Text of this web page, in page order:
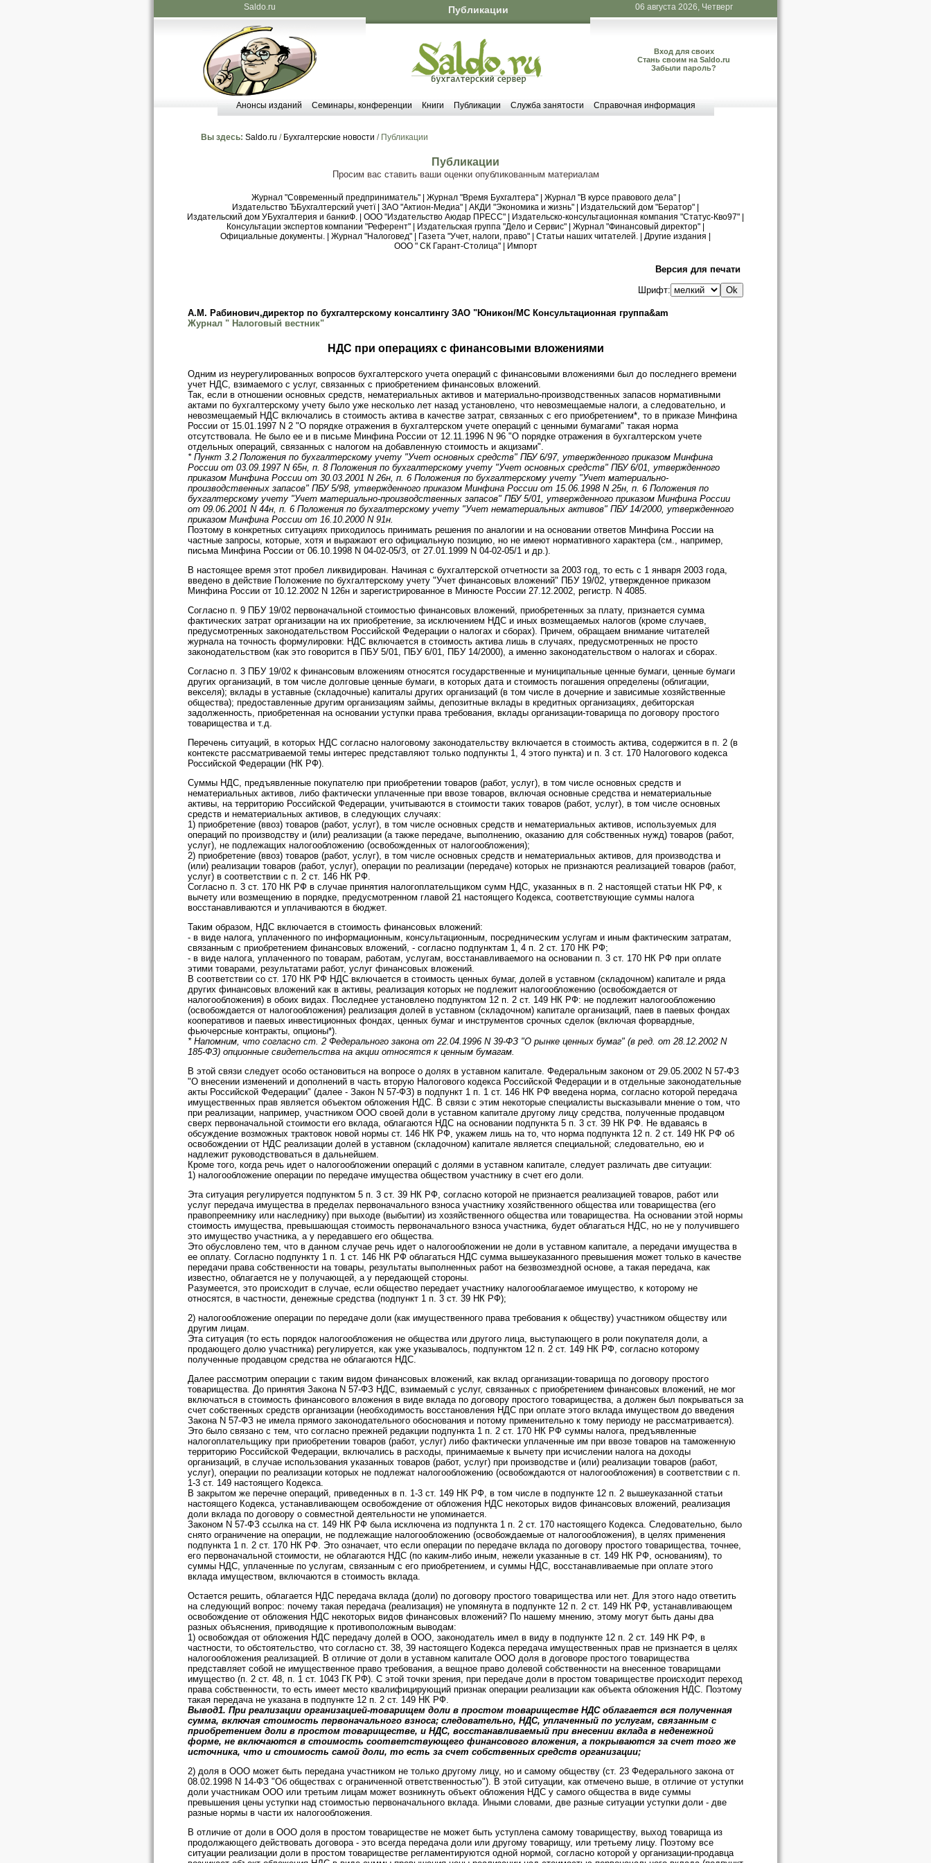
Saldo.ru Публикации 06 августа 2026, Четверг
Вход для своих
Стань своим на Saldo.ru
Забыли пароль?
Анонсы изданий Семинары, конференции Книги Публикации Служба занятости Справочная информация
Вы здесь: Saldo.ru / Бухгалтерские новости / Публикации
Публикации
Просим вас ставить ваши оценки опубликованным материалам
Журнал "Современный предприниматель"| Журнал "Время Бухгалтера"| Журнал "В курсе правового дела"|
Издательство ЂБухгалтерский учетї| ЗАО "Актион-Медиа" АКДИ "Экономика и жизнь" Издательский дом "Бератор"
Издательский дом УБухгалтерия и банкиФ.
ООО "Издательство Аюдар ПРЕСС" Издательско-консультационная компания "Статус-Кво97"
Консультации экспертов компании "Референт"
Издательская группа "Дело и Сервис" Журнал "Финансовый директор"
Официальные документы.
Журнал "Налоговед" Газета "Учет, налоги, право" Статьи наших читателей. Другие издания
ООО " СК Гарант-Столица"| Импорт
Версия для печати
Шрифт:
А.М. Рабинович,директор по бухгалтерскому консалтингу ЗАО "Юникон/МС Консультационная группа&am
Журнал " Налоговый вестник"
НДС при операциях с финансовыми вложениями
Одним из неурегулированных вопросов бухгалтерского учета операций с финансовыми вложениями был до последнего времени
учет НДС, взимаемого с услуг, связанных с приобретением финансовых вложений.
Так, если в отношении основных средств, нематериальных активов и материально-производственных запасов нормативными
актами по бухгалтерскому учету было уже несколько лет назад установлено, что невозмещаемые налоги, а следовательно, и
невозмещаемый НДС включались в стоимость актива в качестве затрат, связанных с его приобретением*, то в приказе Минфина
России от 15.01.1997 N 2 "О порядке отражения в бухгалтерском учете операций с ценными бумагами" такая норма
отсутствовала. Не было ее и в письме Минфина России от 12.11.1996 N 96 "О порядке отражения в бухгалтерском учете
отдельных операций, связанных с налогом на добавленную стоимость и акцизами".
* Пункт 3.2 Положения по бухгалтерскому учету "Учет основных средств" ПБУ 6/97, утвержденного приказом Минфина
России от 03.09.1997 N 65н, п. 8 Положения по бухгалтерскому учету "Учет основных средств" ПБУ 6/01, утвержденного
приказом Минфина России от 30.03.2001 N 26н, п. 6 Положения по бухгалтерскому учету "Учет материально-
производственных запасов" ПБУ 5/98, утвержденного приказом Минфина России от 15.06.1998 N 25н, п. 6 Положения по
бухгалтерскому учету "Учет материально-производственных запасов" ПБУ 5/01, утвержденного приказом Минфина России
от 09.06.2001 N 44н, п. 6 Положения по бухгалтерскому учету "Учет нематериальных активов" ПБУ 14/2000, утвержденного
приказом Минфина России от 16.10.2000 N 91н.
Поэтому в конкретных ситуациях приходилось принимать решения по аналогии и на основании ответов Минфина России на
частные запросы, которые, хотя и выражают его официальную позицию, но не имеют нормативного характера (см., например,
письма Минфина России от 06.10.1998 N 04-02-05/3, от 27.01.1999 N 04-02-05/1 и др.).
В настоящее время этот пробел ликвидирован. Начиная с бухгалтерской отчетности за 2003 год, то есть с 1 января 2003 года,
введено в действие Положение по бухгалтерскому учету "Учет финансовых вложений" ПБУ 19/02, утвержденное приказом
Минфина России от 10.12.2002 N 126н и зарегистрированное в Минюсте России 27.12.2002, регистр. N 4085.
Согласно п. 9 ПБУ 19/02 первоначальной стоимостью финансовых вложений, приобретенных за плату, признается сумма
фактических затрат организации на их приобретение, за исключением НДС и иных возмещаемых налогов (кроме случаев,
предусмотренных законодательством Российской Федерации о налогах и сборах). Причем, обращаем внимание читателей
журнала на точность формулировки: НДС включается в стоимость актива лишь в случаях, предусмотренных не просто
законодательством (как это говорится в ПБУ 5/01, ПБУ 6/01, ПБУ 14/2000), а именно законодательством о налогах и сборах.
Согласно п. 3 ПБУ 19/02 к финансовым вложениям относятся государственные и муниципальные ценные бумаги, ценные бумаги
других организаций, в том числе долговые ценные бумаги, в которых дата и стоимость погашения определены (облигации,
векселя); вклады в уставные (складочные) капиталы других организаций (в том числе в дочерние и зависимые хозяйственные
общества); предоставленные другим организациям займы, депозитные вклады в кредитных организациях, дебиторская
задолженность, приобретенная на основании уступки права требования, вклады организации-товарища по договору простого
товарищества и т.д.
Перечень ситуаций, в которых НДС согласно налоговому законодательству включается в стоимость актива, содержится в п. 2 (в
контексте рассматриваемой темы интерес представляют только подпункты 1, 4 этого пункта) и п. 3 ст. 170 Налогового кодекса
Российской Федерации (НК РФ).
Суммы НДС, предъявленные покупателю при приобретении товаров (работ, услуг), в том числе основных средств и
нематериальных активов, либо фактически уплаченные при ввозе товаров, включая основные средства и нематериальные
активы, на территорию Российской Федерации, учитываются в стоимости таких товаров (работ, услуг), в том числе основных
средств и нематериальных активов, в следующих случаях:
1) приобретение (ввоз) товаров (работ, услуг), в том числе основных средств и нематериальных активов, используемых для
операций по производству и (или) реализации (а также передаче, выполнению, оказанию для собственных нужд) товаров (работ,
услуг), не подлежащих налогообложению (освобожденных от налогообложения);
2) приобретение (ввоз) товаров (работ, услуг), в том числе основных средств и нематериальных активов, для производства и
(или) реализации товаров (работ, услуг), операции по реализации (передаче) которых не признаются реализацией товаров (работ,
услуг) в соответствии с п. 2 ст. 146 НК РФ.
Согласно п. 3 ст. 170 НК РФ в случае принятия налогоплательщиком сумм НДС, указанных в п. 2 настоящей статьи НК РФ, к
вычету или возмещению в порядке, предусмотренном главой 21 настоящего Кодекса, соответствующие суммы налога
восстанавливаются и уплачиваются в бюджет.
Таким образом, НДС включается в стоимость финансовых вложений:
- в виде налога, уплаченного по информационным, консультационным, посредническим услугам и иным фактическим затратам,
связанным с приобретением финансовых вложений, - согласно подпунктам 1, 4 п. 2 ст. 170 НК РФ;
- в виде налога, уплаченного по товарам, работам, услугам, восстанавливаемого на основании п. 3 ст. 170 НК РФ при оплате
этими товарами, результатами работ, услуг финансовых вложений.
В соответствии со ст. 170 НК РФ НДС включается в стоимость ценных бумаг, долей в уставном (складочном) капитале и ряда
других финансовых вложений как в активы, реализация которых не подлежит налогообложению (освобождается от
налогообложения) в обоих видах. Последнее установлено подпунктом 12 п. 2 ст. 149 НК РФ: не подлежит налогообложению
(освобождается от налогообложения) реализация долей в уставном (складочном) капитале организаций, паев в паевых фондах
кооперативов и паевых инвестиционных фондах, ценных бумаг и инструментов срочных сделок (включая форвардные,
фьючерсные контракты, опционы*).
* Напомним, что согласно ст. 2 Федерального закона от 22.04.1996 N 39-ФЗ "О рынке ценных бумаг" (в ред. от 28.12.2002 N
185-ФЗ) опционные свидетельства на акции относятся к ценным бумагам.
В этой связи следует особо остановиться на вопросе о долях в уставном капитале. Федеральным законом от 29.05.2002 N 57-ФЗ
"О внесении изменений и дополнений в часть вторую Налогового кодекса Российской Федерации и в отдельные законодательные
акты Российской Федерации" (далее - Закон N 57-ФЗ) в подпункт 1 п. 1 ст. 146 НК РФ введена норма, согласно которой передача
имущественных прав является объектом обложения НДС. В связи с этим некоторые специалисты высказывали мнение о том, что
при реализации, например, участником ООО своей доли в уставном капитале другому лицу средства, полученные продавцом
сверх первоначальной стоимости его вклада, облагаются НДС на основании подпункта 5 п. 3 ст. 39 НК РФ. Не вдаваясь в
обсуждение возможных трактовок новой нормы ст. 146 НК РФ, укажем лишь на то, что норма подпункта 12 п. 2 ст. 149 НК РФ об
освобождении от НДС реализации долей в уставном (складочном) капитале является специальной; следовательно, ею и
надлежит руководствоваться в дальнейшем.
Кроме того, когда речь идет о налогообложении операций с долями в уставном капитале, следует различать две ситуации:
1) налогообложение операции по передаче имущества обществом участнику в счет его доли.
Эта ситуация регулируется подпунктом 5 п. 3 ст. 39 НК РФ, согласно которой не признается реализацией товаров, работ или
услуг передача имущества в пределах первоначального взноса участнику хозяйственного общества или товарищества (его
правопреемнику или наследнику) при выходе (выбытии) из хозяйственного общества или товарищества. На основании этой нормы
стоимость имущества, превышающая стоимость первоначального взноса участника, будет облагаться НДС, но не у получившего
это имущество участника, а у передавшего его общества.
Это обусловлено тем, что в данном случае речь идет о налогообложении не доли в уставном капитале, а передачи имущества в
ее оплату. Согласно подпункту 1 п. 1 ст. 146 НК РФ облагаться НДС сумма вышеуказанного превышения может только в качестве
передачи права собственности на товары, результаты выполненных работ на безвозмездной основе, а такая передача, как
известно, облагается не у получающей, а у передающей стороны.
Разумеется, это происходит в случае, если общество передает участнику налогооблагаемое имущество, к которому не
относятся, в частности, денежные средства (подпункт 1 п. 3 ст. 39 НК РФ);
2) налогообложение операции по передаче доли (как имущественного права требования к обществу) участником обществу или
другим лицам.
Эта ситуация (то есть порядок налогообложения не общества или другого лица, выступающего в роли покупателя доли, а
продающего долю участника) регулируется, как уже указывалось, подпунктом 12 п. 2 ст. 149 НК РФ, согласно которому
полученные продавцом средства не облагаются НДС.
Далее рассмотрим операции с таким видом финансовых вложений, как вклад организации-товарища по договору простого
товарищества. До принятия Закона N 57-ФЗ НДС, взимаемый с услуг, связанных с приобретением финансовых вложений, не мог
включаться в стоимость финансового вложения в виде вклада по договору простого товарищества, а должен был покрываться за
счет собственных средств организации (необходимость восстановления НДС при оплате этого вклада имуществом до введения
Закона N 57-ФЗ не имела прямого законодательного обоснования и потому применительно к тому периоду не рассматривается).
Это было связано с тем, что согласно прежней редакции подпункта 1 п. 2 ст. 170 НК РФ суммы налога, предъявленные
налогоплательщику при приобретении товаров (работ, услуг) либо фактически уплаченные им при ввозе товаров на таможенную
территорию Российской Федерации, включались в расходы, принимаемые к вычету при исчислении налога на доходы
организаций, в случае использования указанных товаров (работ, услуг) при производстве и (или) реализации товаров (работ,
услуг), операции по реализации которых не подлежат налогообложению (освобождаются от налогообложения) в соответствии с п.
1-3 ст. 149 настоящего Кодекса.
В закрытом же перечне операций, приведенных в п. 1-3 ст. 149 НК РФ, в том числе в подпункте 12 п. 2 вышеуказанной статьи
настоящего Кодекса, устанавливающем освобождение от обложения НДС некоторых видов финансовых вложений, реализация
доли вклада по договору о совместной деятельности не упоминается.
Законом N 57-ФЗ ссылка на ст. 149 НК РФ была исключена из подпункта 1 п. 2 ст. 170 настоящего Кодекса. Следовательно, было
снято ограничение на операции, не подлежащие налогообложению (освобождаемые от налогообложения), в целях применения
подпункта 1 п. 2 ст. 170 НК РФ. Это означает, что если операции по передаче вклада по договору простого товарищества, точнее,
его первоначальной стоимости, не облагаются НДС (по каким-либо иным, нежели указанные в ст. 149 НК РФ, основаниям), то
суммы НДС, уплаченные по услугам, связанным с его приобретением, и суммы НДС, восстанавливаемые при оплате этого
вклада имуществом, включаются в стоимость вклада.
Остается решить, облагается НДС передача вклада (доли) по договору простого товарищества или нет. Для этого надо ответить
на следующий вопрос: почему такая передача (реализация) не упомянута в подпункте 12 п. 2 ст. 149 НК РФ, устанавливающем
освобождение от обложения НДС некоторых видов финансовых вложений? По нашему мнению, этому могут быть даны два
разных объяснения, приводящие к противоположным выводам:
1) освобождая от обложения НДС передачу долей в ООО, законодатель имел в виду в подпункте 12 п. 2 ст. 149 НК РФ, в
частности, то обстоятельство, что согласно ст. 38, 39 настоящего Кодекса передача имущественных прав не признается в целях
налогообложения реализацией. В отличие от доли в уставном капитале ООО доля в договоре простого товарищества
представляет собой не имущественное право требования, а вещное право долевой собственности на внесенное товарищами
имущество (п. 2 ст. 48, п. 1 ст. 1043 ГК РФ). С этой точки зрения, при передаче доли в простом товариществе происходит переход
права собственности, то есть имеет место квалифицирующий признак операции реализации как объекта обложения НДС. Поэтому
такая передача не указана в подпункте 12 п. 2 ст. 149 НК РФ.
Вывод1. При реализации организацией-товарищем доли в простом товариществе НДС облагается вся полученная
сумма, включая стоимость первоначального взноса; следовательно, НДС, уплаченный по услугам, связанным с
приобретением доли в простом товариществе, и НДС, восстанавливаемый при внесении вклада в неденежной
форме, не включаются в стоимость соответствующего финансового вложения, а покрываются за счет того же
источника, что и стоимость самой доли, то есть за счет собственных средств организации;
2) доля в ООО может быть передана участником не только другому лицу, но и самому обществу (ст. 23 Федерального закона от
08.02.1998 N 14-ФЗ "Об обществах с ограниченной ответственностью"). В этой ситуации, как отмечено выше, в отличие от уступки
доли участникам ООО или третьим лицам может возникнуть объект обложения НДС у самого общества в виде суммы
превышения цены уступки над стоимостью первоначального вклада. Иными словами, две разные ситуации уступки доли - две
разные нормы в части их налогообложения.
В отличие от доли в ООО доля в простом товариществе не может быть уступлена самому товариществу, выход товарища из
продолжающего действовать договора - это всегда передача доли или другому товарищу, или третьему лицу. Поэтому все
ситуации реализации доли в простом товариществе регламентируются одной нормой, согласно которой у организации-продавца